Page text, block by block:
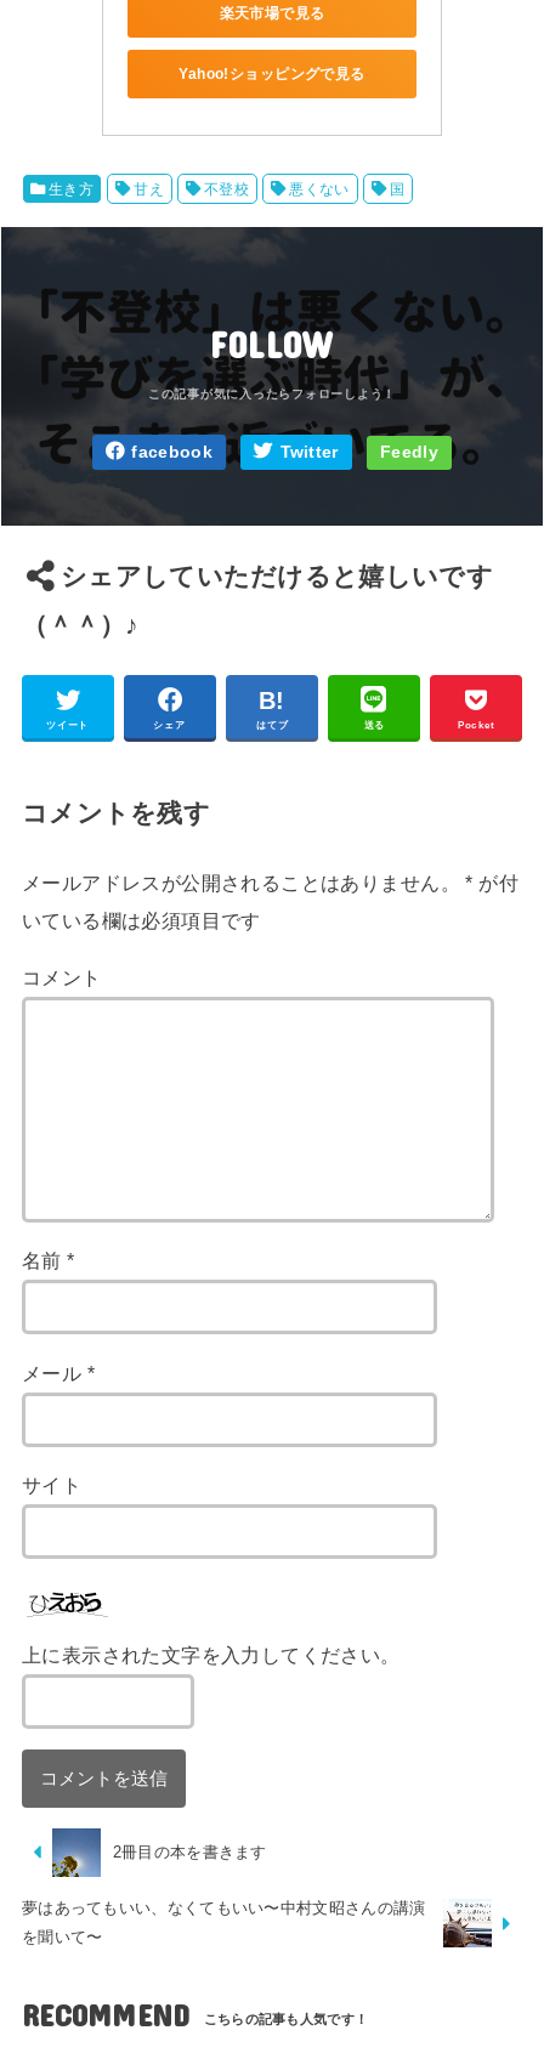
楽天市場で見る
Yahoo!ショッピングで見る
生き方 甘え 不登校 悪くない 国
FOLLOW
facebook Twitter Feedly
シェアしていただけると嬉しいです
（＾＾）♪
ツイート シェア はてブ 送る Pocket
コメントを残す
メールアドレスが公開されることはありません。 * が付
いている欄は必須項目です
コメント
名前*
メール *
サイト
上に表示された文字を入力してください。
2冊目の本を書きます
夢はあってもいい、なくてもいい〜中村文昭さんの講演
を聞いて〜
RECOMMEND